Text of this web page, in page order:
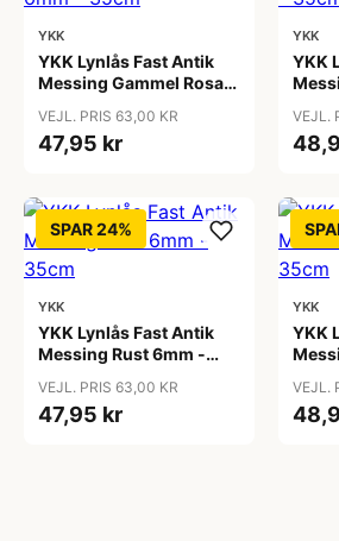
YKK
YKK Lynlås Fast Antik
Messing Gammel Rosa
VEJL. PRIS 63,00 KR
47,95 kr
YKK
YKK
VEJL.
SPAR 24%
YKK
YKK Lynlås Fast Antik
Messing Rust 6mm -
VEJL. PRIS 63,00 KR
47,95 kr
YKK
YKK
VEJL.